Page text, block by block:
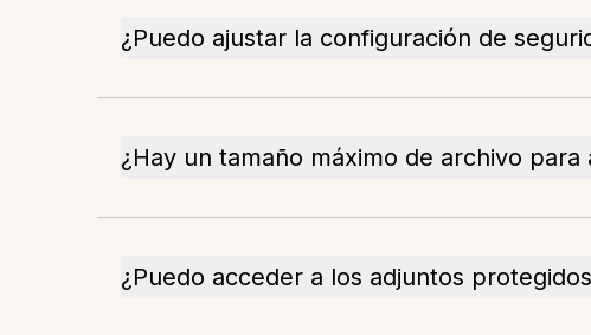
¿Puedo ajustar la configuración de
¿Hay un tamaño máximo de archivo
¿Puedo acceder a los adjuntos